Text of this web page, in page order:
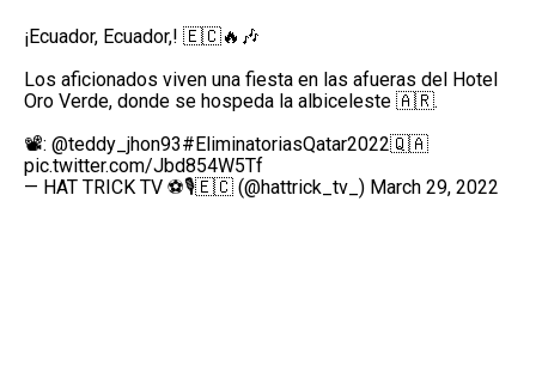
¡Ecuador, Ecuador,! 🇪🇨🔥🎶
Los aficionados viven una fiesta en las afueras del Hotel
Oro Verde, donde se hospeda la albiceleste 🇦🇷.
📽: @teddy_jhon93#EliminatoriasQatar2022🇶🇦
pic.twitter.com/Jbd854W5Tf
— HAT TRICK TV ⚽️🎙🇪🇨 (@hattrick_tv_) March 29, 2022